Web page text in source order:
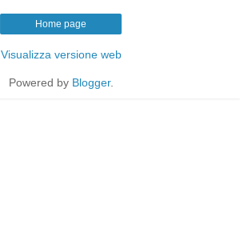
Home page
Visualizza versione web
Powered by Blogger.